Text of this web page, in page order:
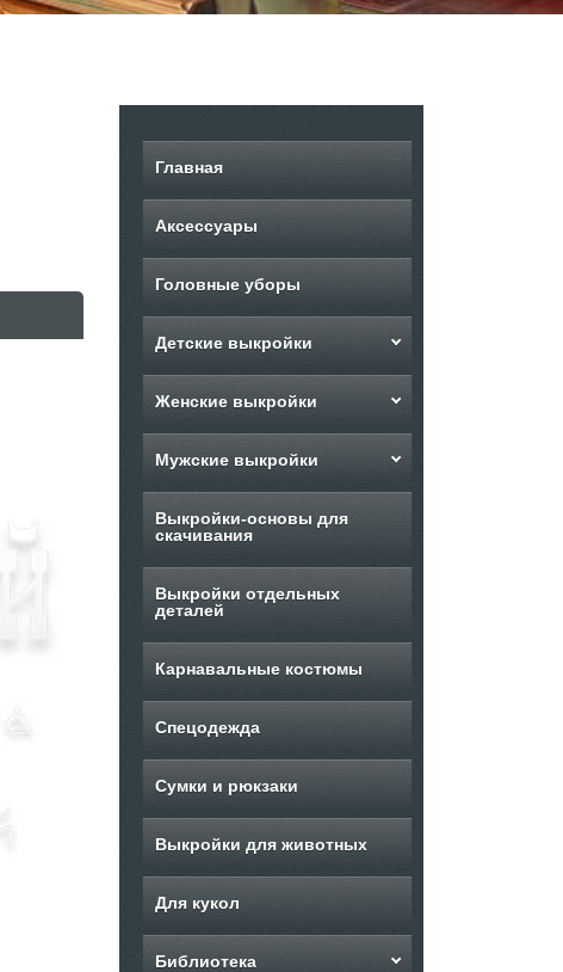
Главная
Аксессуары
Головные уборы
Детские выкройки
Женские выкройки
Мужские выкройки
Выкройки-основы для
скачивания
Выкройки отдельных
деталей
Карнавальные костюмы
Спецодежда
Сумки и рюкзаки
Выкройки для животных
Для кукол
Библиотека